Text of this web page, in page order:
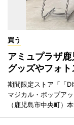
買う
アミュプラザ
グッズやフォト
期間限定ストア「「
マジカル・ポップア
（鹿児島市中央町）